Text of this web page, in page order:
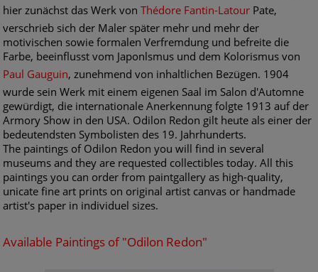
hier zunächst das Werk vonThédore Fantin-Latour Pate,
verschrieb sich der Maler später mehr und mehr der
motivischen sowie formalen Verfremdung und befreite die
Farbe, beeinflusst vom Japonlsmus und dem Kolorismus von
Paul Gauguin, zunehmend von inhaltlichen Bezügen. 1904
wurde sein Werk mit einem eigenen Saal im Salon d'Automne
gewürdigt, die internationale Anerkennung folgte 1913 auf der
Armory Show in den USA. Odilon Redon gilt heute als einer der
bedeutendsten Symbolisten des 19. Jahrhunderts.
The paintings of Odilon Redon you will find in several
museums and they are requested collectibles today. All this
paintings you can order from paintgallery as high-quality,
unicate fine art prints on original artist canvas or handmade
artist's paper in individuel sizes.
Available Paintings of "Odilon Redon"